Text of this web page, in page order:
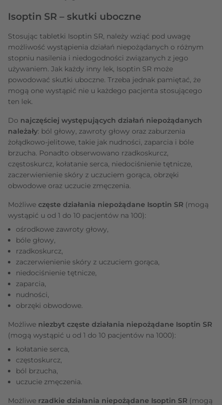
Isoptin SR – skutki uboczne
Stosując tabletki Isoptin SR, należy wziąć pod uwagę
możliwość wystąpienia działań niepożądanych o różnym
stopniu nasilenia i niedogodności związanych z jego
używaniem. Jak każdy inny lek, Isoptin SR może
powodować skutki uboczne. Trzeba jednak pamiętać, że
mogą one wystąpić nie u każdego pacjenta stosującego
ten lek.
Do najczęściej występujących działań niepożądanych
należały: ból głowy, zawroty głowy oraz zaburzenia
żołądkowo-jelitowe, takie jak nudności, zaparcia i bóle
brzucha. Ponadto obserwowano rzadkoskurcz,
częstoskurcz, kołatanie serca, niedociśnienie tętnicze,
zaczerwienienie skóry z uczuciem gorąca, obrzęki
obwodowe oraz uczucie zmęczenia.
Możliwe częste działania niepożądane Isoptin SR (mogą
wystąpić u od 1 do 10 pacjentów na 100):
ośrodkowe zawroty głowy,
bóle głowy,
rzadkoskurcz,
zaczerwienienie skóry z uczuciem gorąca,
niedociśnienie tętnicze,
zaparcia,
nudności,
obrzęki obwodowe.
Możliwe niezbyt częste działania niepożądane Isoptin SR
(mogą wystąpić u od 1 do 10 pacjentów na 1000):
kołatanie serca,
częstoskurcz,
ból brzucha,
uczucie zmęczenia.
Możliwe rzadkie działania niepożądane Isoptin SR (mogą